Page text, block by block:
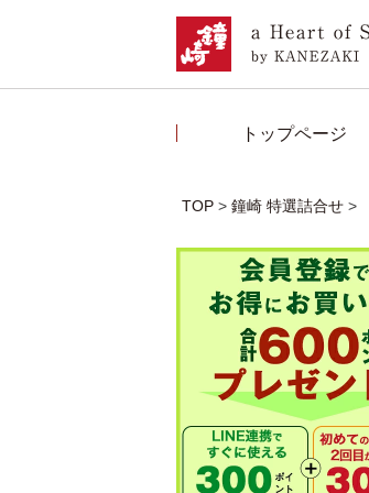
トップページ
TOP 鐘崎 特選詰合せ